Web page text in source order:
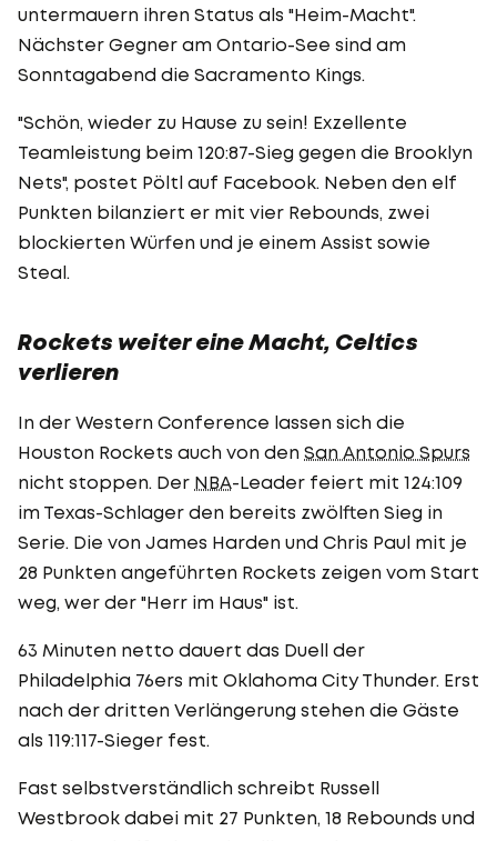
untermauern ihren Status als "Heim-Macht".
Nächster Gegner am Ontario-See sind am
Sonntagabend die Sacramento Kings.
"Schön, wieder zu Hause zu sein! Exzellente
Teamleistung beim 120:87-Sieg gegen die Brooklyn
Nets", postet Pöltl auf Facebook. Neben den elf
Punkten bilanziert er mit vier Rebounds, zwei
blockierten Würfen und je einem Assist sowie
Steal.
Rockets weiter eine Macht, Celtics
verlieren
In der Western Conference lassen sich die
Houston Rockets auch von den San Antonio Spurs
nicht stoppen. Der NBA-Leader feiert mit 124:109
im Texas-Schlager den bereits zwölften Sieg in
Serie. Die von James Harden und Chris Paul mit je
28 Punkten angeführten Rockets zeigen vom Start
weg, wer der "Herr im Haus" ist.
63 Minuten netto dauert das Duell der
Philadelphia 76ers mit Oklahoma City Thunder. Erst
nach der dritten Verlängerung stehen die Gäste
als 119:117-Sieger fest.
Fast selbstverständlich schreibt Russell
Westbrook dabei mit 27 Punkten, 18 Rebounds und